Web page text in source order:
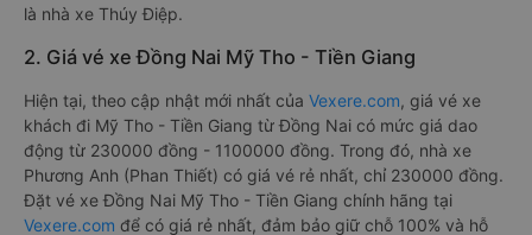
là nhà xe Thúy Điệp.
2. Giá vé xe Đồng Nai Mỹ Tho - Tiền Giang
Hiện tại, theo cập nhật mới nhất của Vexere.com, giá vé xe
khách đi Mỹ Tho - Tiền Giang từ Đồng Nai có mức giá dao
động từ 230000 đồng - 1100000 đồng. Trong đó, nhà xe
Phương Anh (Phan Thiết) có giá vé rẻ nhất, chỉ 230000 đồng.
Đặt vé xe Đồng Nai Mỹ Tho - Tiền Giang chính hãng tại
Vexere.com để có giá rẻ nhất, đảm bảo giữ chỗ 100% và hỗ